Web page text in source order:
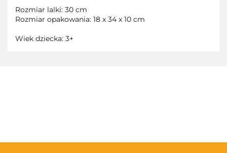
Rozmiar lalki: 30 cm
Rozmiar opakowania: 18 x 34 x 10 cm
Wiek dziecka: 3+